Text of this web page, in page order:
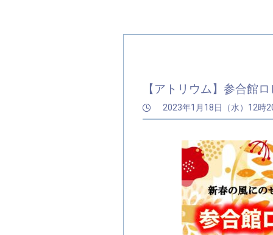
【アトリウム】参合館
2023年1月18日（水）12時